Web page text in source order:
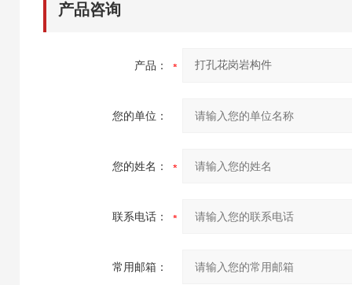
产品咨询
产品：
您的单位：
您的姓名：
联系电话：
常用邮箱：